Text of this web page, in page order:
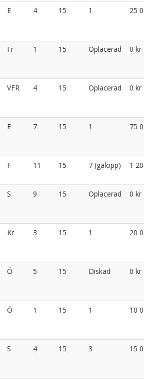
E 4 15 1 25
Fr 1 15 Oplacerad 0 kr
VFR 4 15 Oplacerad 0 kr
E 7 15 1 75
F 11 15 7 (galopp) 1
S 9 15 Oplacerad 0 kr
Kr 3 15 1 20
Ö 5 15 Diskad 0 kr
Ö 1 15 1 10
S 4 15 3 15